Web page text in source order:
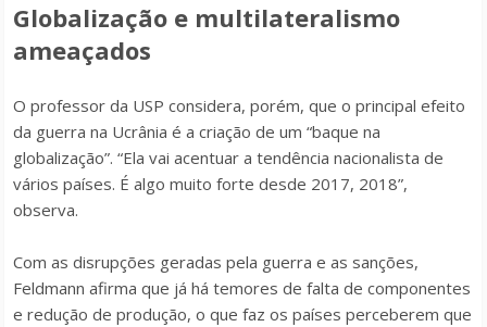
Globalização e multilateralismo
ameaçados
O professor da USP considera, porém, que o principal efeito
da guerra na Ucrânia é a criação de um “baque na
globalização”. “Ela vai acentuar a tendência nacionalista de
vários países. É algo muito forte desde 2017, 2018”,
observa.
Com as disrupções geradas pela guerra e as sanções,
Feldmann afirma que já há temores de falta de componentes
e redução de produção, o que faz os países perceberem que